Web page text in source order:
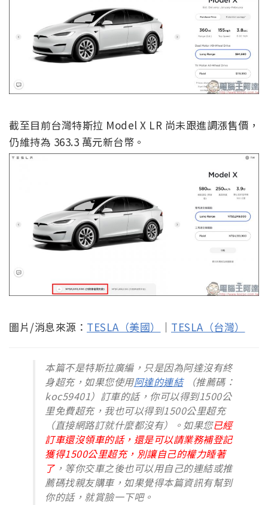
截至目前台灣特斯拉 Model X LR 尚未跟進調漲售價，
仍維持為 363.3 萬元新台幣。
圖片/消息來源： TESLA（美國） ｜ TESLA（台灣）
本篇不是特斯拉廣編，只是因為阿達沒有終
身超充，如果您使用阿達的連結（推薦碼：
koc59401）訂車的話，你可以得到1500公
里免費超充，我也可以得到1500公里超充
（直接網路訂就什麼都沒有）。如果您已經
訂車還沒領車的話，還是可以請業務補登記
獲得1500公里超充，別讓自己的權力睡著
了，等你交車之後也可以用自己的連結或推
薦碼找親友購車，如果覺得本篇資訊有幫到
你的話，就賞臉一下吧。